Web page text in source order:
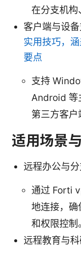
在分支机构
客户端与设
实用技巧，
要点
支持
Android 等
第三方客户
适用场景
远程办公与
通过 Forti
地连接，确
和权限控制
远程教育与